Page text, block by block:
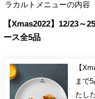
ラカルトメニューの内容
【Xmas2022】12/23～
ース全5品
【
まで
たし